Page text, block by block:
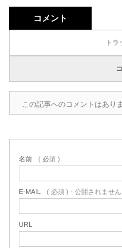
コメント
ト
この記事へのコメントはあり
名前 ( 必須 )
E-MAIL ( 必須 ) - 公開されません
URL